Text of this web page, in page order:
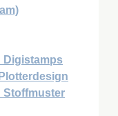
Digistamps
Stoffmuster